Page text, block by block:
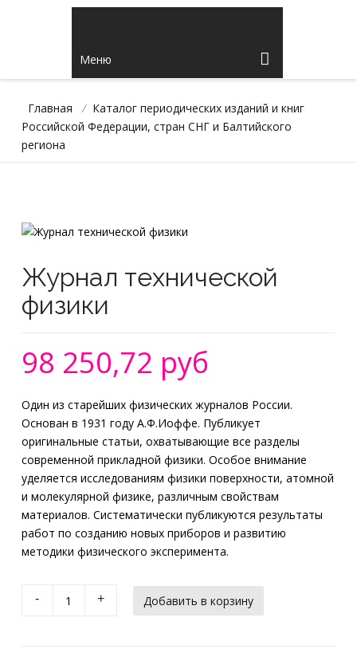
Меню
Главная / Каталог периодических изданий и книг
Российской Федерации, стран СНГ и Балтийского
региона
Журнал технической
физики
98 250,72 руб
Один из старейших физических журналов России.
Основан в 1931 году А.Ф.Иоффе. Публикует
оригинальные статьи, охватывающие все разделы
современной прикладной физики. Особое внимание
уделяется исследованиям физики поверхности, атомной
и молекулярной физике, различным свойствам
материалов. Систематически публикуются результаты
работ по созданию новых приборов и развитию
методики физического эксперимента.
- +